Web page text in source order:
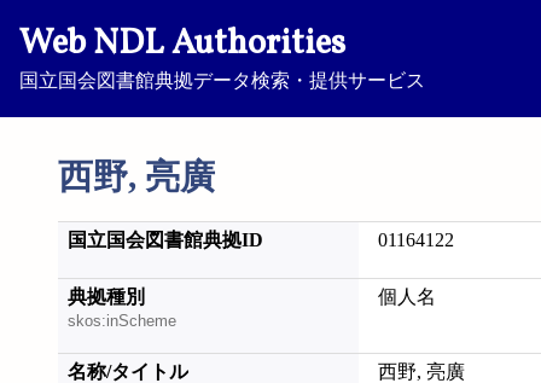
Web NDL Authorities
国立国会図書館典拠データ検索・提供サービス
西野, 亮廣
国立国会図書館典拠ID 01164122
典拠種別
skos:inScheme
個人名
名称/タイトル 西野, 亮廣